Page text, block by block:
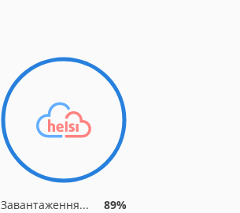
Завантаження... 89%